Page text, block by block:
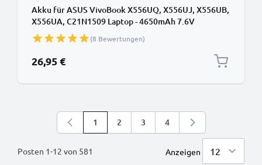
Akku für ASUS VivoBook X556UQ, X556UJ, X556UB,
X556UA, C21N1509 Laptop - 4650mAh 7.6V
(8 Bewertungen)
26,95 €
Posten 1-12 von 581
Sie lesen gerade die Seite
1 Seite
2 Seite
3 Seite
4
Anzeigen